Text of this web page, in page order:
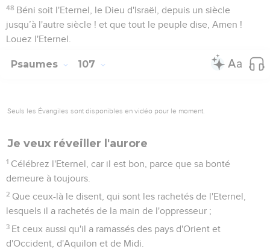
48 Béni soit l'Eternel, le Dieu d'Israël, depuis un siècle
jusqu’à l'autre siècle ! et que tout le peuple dise, Amen !
Louez l'Eternel.
Psaumes 107
Seuls les Évangiles sont disponibles en vidéo pour le moment.
Je veux réveiller l'aurore
1 Célébrez l'Eternel, car il est bon, parce que sa bonté
demeure à toujours.
2 Que ceux-là le disent, qui sont les rachetés de l'Eternel,
lesquels il a rachetés de la main de l'oppresseur ;
3 Et ceux aussi qu'il a ramassés des pays d'Orient et
d'Occident, d'Aquilon et de Midi.